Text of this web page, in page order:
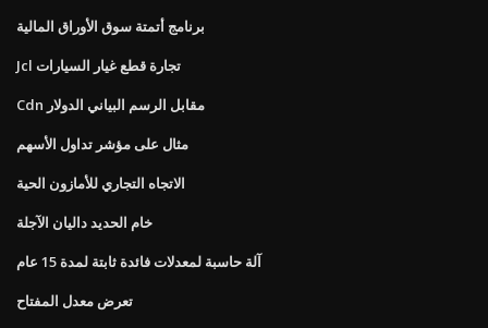
برنامج أتمتة سوق الأوراق المالية
Jcl تجارة قطع غيار السيارات
Cdn مقابل الرسم البياني الدولار
مثال على مؤشر تداول الأسهم
الاتجاه التجاري للأمازون الحية
خام الحديد داليان الآجلة
آلة حاسبة لمعدلات فائدة ثابتة لمدة 15 عام
تعرض معدل المفتاح